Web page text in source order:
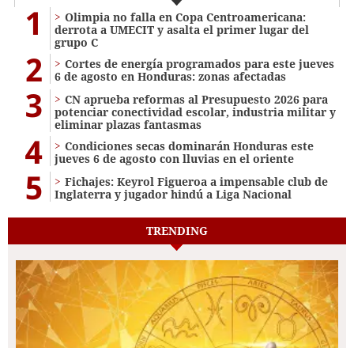
1
Olimpia no falla en Copa Centroamericana:
derrota a UMECIT y asalta el primer lugar del
grupo C
2
Cortes de energía programados para este jueves
6 de agosto en Honduras: zonas afectadas
3
CN aprueba reformas al Presupuesto 2026 para
potenciar conectividad escolar, industria militar y
eliminar plazas fantasmas
4
Condiciones secas dominarán Honduras este
jueves 6 de agosto con lluvias en el oriente
5
Fichajes: Keyrol Figueroa a impensable club de
Inglaterra y jugador hindú a Liga Nacional
TRENDING